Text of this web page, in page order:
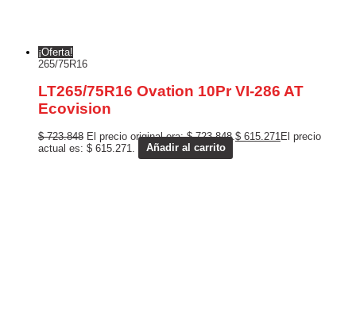
¡Oferta!
265/75R16
LT265/75R16 Ovation 10Pr VI-286 AT
Ecovision
$723.848 El precio original era: $ 723.848. $ 615.271 El precio
actual es: $ 615.271.
Añadir al carrito